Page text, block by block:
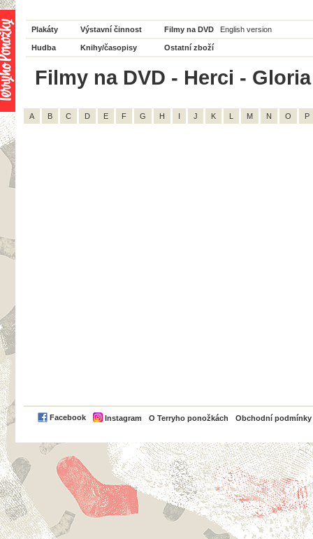
Plakáty Výstavní činnost Filmy na DVD English version
Hudba Knihy/časopisy Ostatní zboží
Filmy na DVD - Herci -
A B C D E F G H I J K L M N O P
Facebook Instagram O Terryho ponožkách Obchodní podmínky
PayPal